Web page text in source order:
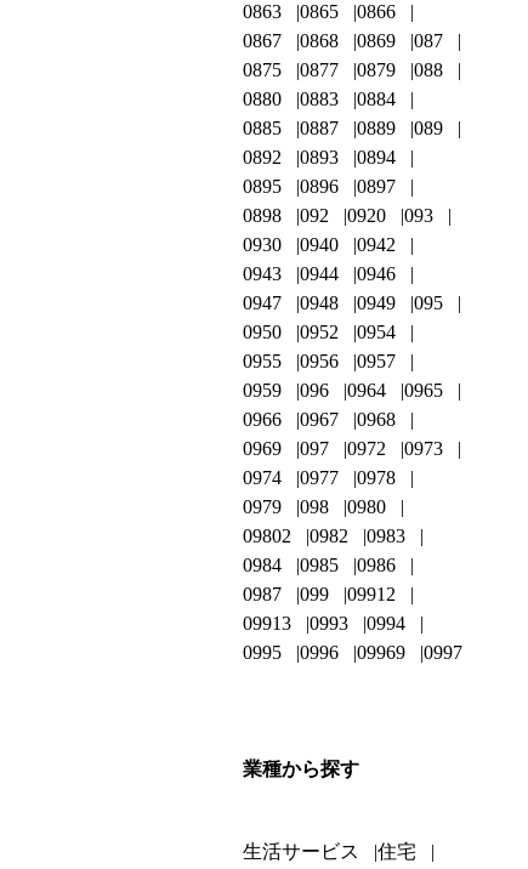
0863
0865
0866
0867
0868 0869
087
0875
0877 0879
088
0880
0883
0884
0885
0887 0889
089
0892
0893
0894
0895
0896
0897
0898
092 0920
093
0930
0940
0942
0943
0944
0946
0947
0948 0949
095
0950
0952
0954
0955
0956
0957
0959
096 0964
0965
0966
0967
0968
0969
097 0972
0973
0974
0977
0978
0979
098
0980
09802
0982
0983
0984
0985
0986
0987
099
09912
09913
0993
0994
0995
0996 09969 0997
業種から探す
生活サービス 住宅